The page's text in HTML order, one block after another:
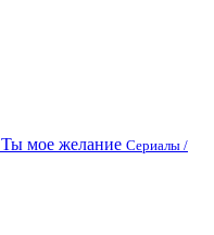
Ты мое желание Сериалы /